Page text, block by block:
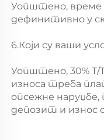
Уопштено, време
дефинитивно у
6.Који су ваши
Уопштено, 30%
износа треба
опсежне наруџбе,
депозит и износ